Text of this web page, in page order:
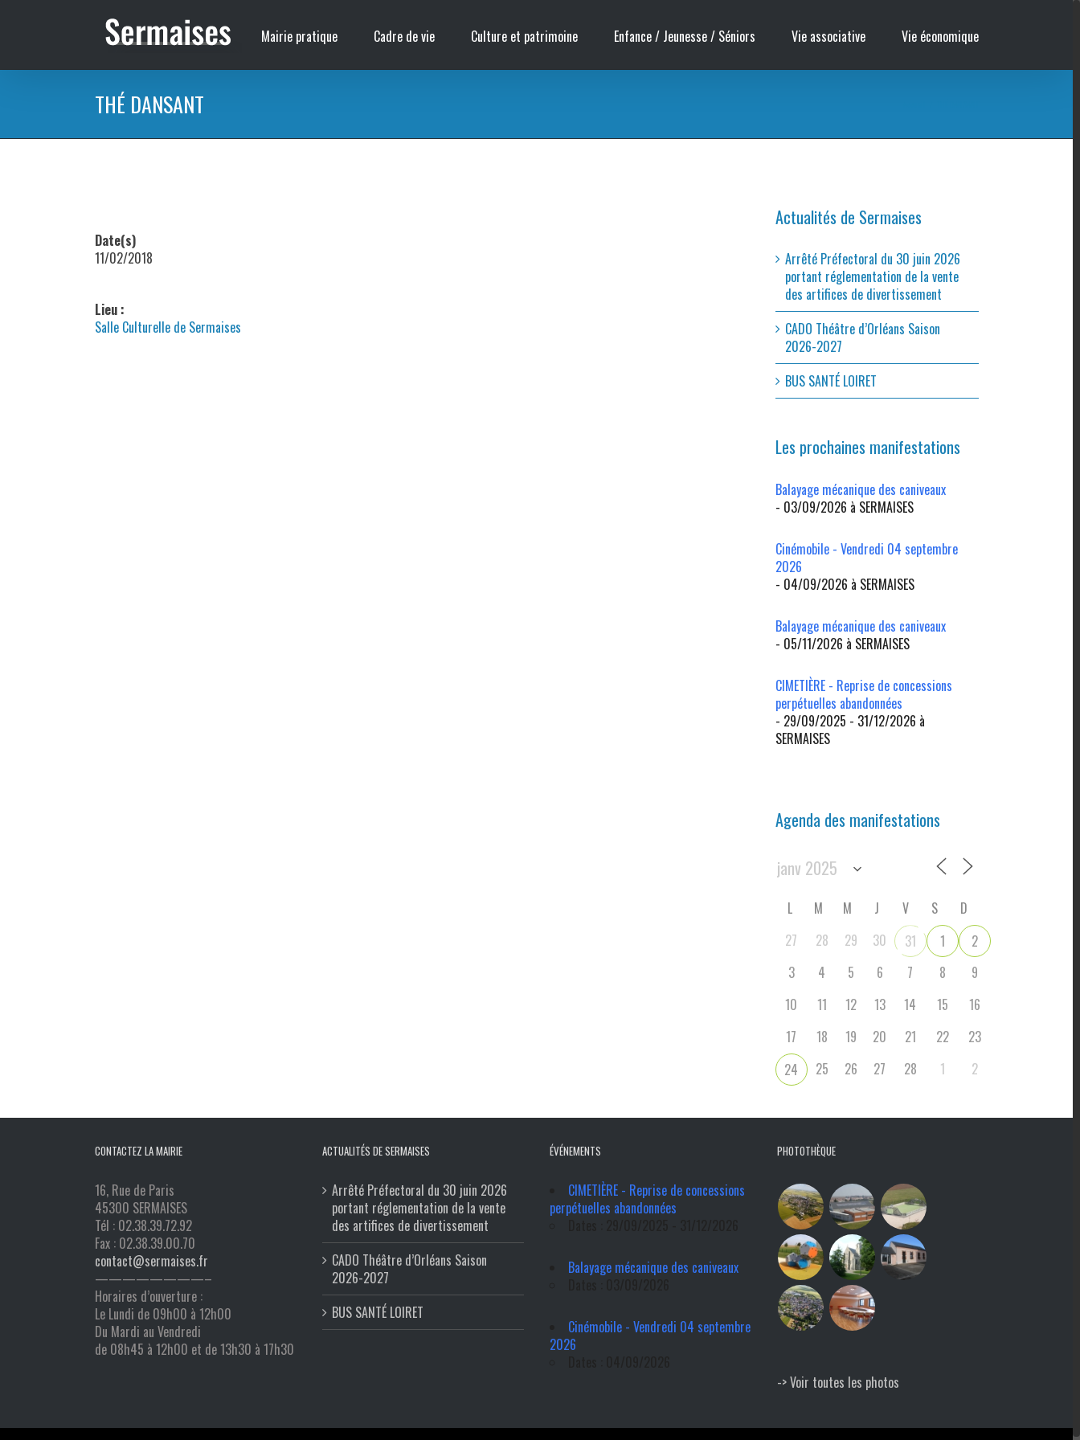
Mairie pratique Cadre de vie Culture et patrimoine Enfance / Jeunesse / Séniors Vie associative Vie économique
THÉ DANSANT
Date(s)
11/02/2018
Lieu :
Salle Culturelle de Sermaises
Actualités de Sermaises
Arrêté Préfectoral du 30 juin 2026
portant réglementation de la vente
des artifices de divertissement
CADO Théâtre d’Orléans Saison
2026-2027
BUS SANTÉ LOIRET
Les prochaines manifestations
Balayage mécanique des caniveaux
- 03/09/2026 à SERMAISES
Cinémobile - Vendredi 04 septembre
2026
- 04/09/2026 à SERMAISES
Balayage mécanique des caniveaux
- 05/11/2026 à SERMAISES
CIMETIÈRE - Reprise de concessions
perpétuelles abandonnées
- 29/09/2025 - 31/12/2026 à
SERMAISES
Agenda des manifestations
L M M J V S
D
27
28 29 30 31 1
2
3
4 5 6 7 8
9
10
11 12 13 14 15
16
17
18 19 20 21 22
23
24
25 26 27 28 1 2
CONTACTEZ LA MAIRIE
16, Rue de Paris
45300 SERMAISES
Tél : 02.38.39.72.92
Fax : 02.38.39.00.70
contact@sermaises.fr
————————–
Horaires d’ouverture :
Le Lundi de 09h00 à 12h00
Du Mardi au Vendredi
de 08h45 à 12h00 et de 13h30 à 17h30
ACTUALITÉS DE SERMAISES
Arrêté Préfectoral du 30 juin 2026
portant réglementation de la vente
des artifices de divertissement
CADO Théâtre d’Orléans Saison
2026-2027
BUS SANTÉ LOIRET
ÉVÉNEMENTS
CIMETIÈRE - Reprise de concessions
perpétuelles abandonnées
Balayage mécanique des caniveaux
Cinémobile - Vendredi 04 septembre
2026
PHOTOTHÈQUE
-> Voir toutes les photos